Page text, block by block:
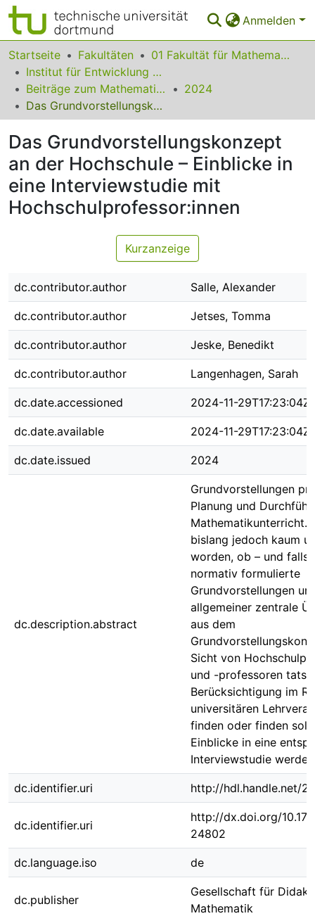
Anmelden
Bereiche & Sammlungen
Das gesamte Repositorium
Statistiken
FAQ
Leitlinien
Zurück zur Startseite
Startseite Fakultäten
01 Fakultät für Mathematik
Institut für Entwicklung und Erforschung des Mathematikunterrichts
Beiträge zum Mathematikunterricht
2024
Das Grundvorstellungskonzept an der Hochschule – Einblicke in eine Interviewstudie mit Hochschulprofessor:innen
Das Grundvorstellungskonzept
an der Hochschule – Einblicke in
eine Interviewstudie mit
Hochschulprofessor:innen
Kurzanzeige
dc.contributor.author Salle, Alexander
dc.contributor.author Jetses, Tomma
dc.contributor.author Jeske, Benedikt
dc.contributor.author Langenhagen, Sarah
dc.date.accessioned 2024-11-29T17:23:04Z
dc.date.available 2024-11-29T17:23:04Z
dc.date.issued 2024
dc.description.abstract
Grundvorstellungen
Planung und
Mathematikunterricht.
bislang jedoch kaum
worden, ob – und falls
normativ formulierte
Grundvorstellungen
allgemeiner zentrale
aus dem
Sicht von
und -professoren
Berücksichtigung im
universitären
finden oder finden
Einblicke in eine
Interviewstudie
dc.identifier.uri http://hdl.handle.net/
dc.identifier.uri
http://dx.doi.org/
24802
dc.language.iso de
dc.publisher
Gesellschaft für
Mathematik